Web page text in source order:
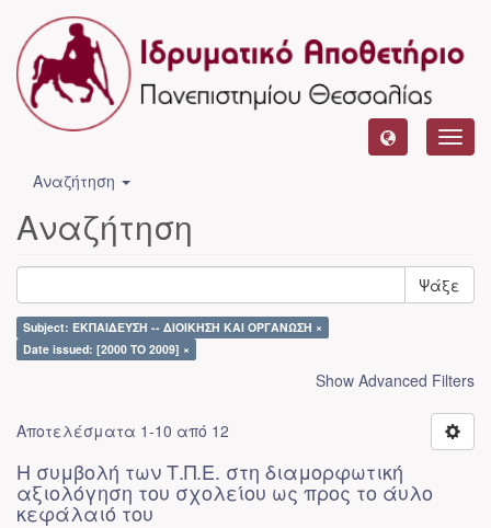
Αναζήτηση
Αναζήτηση
Ψάξε
Subject: ΕΚΠΑΙΔΕΥΣΗ -- ΔΙΟΙΚΗΣΗ ΚΑΙ ΟΡΓΑΝΩΣΗ ×
Date issued: [2000 TO 2009] ×
Show Advanced Filters
Αποτελέσματα 1-10 από 12
Η συμβολή των Τ.Π.Ε. στη διαμορφωτική
αξιολόγηση του σχολείου ως προς το άυλο
κεφάλαιό του